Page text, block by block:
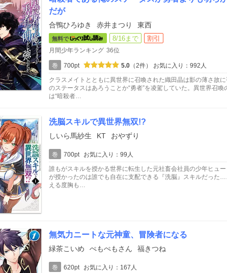
だが
合鴨ひろゆき 赤井まつり 東西
無料で 8/16まで 割引
月間少年ランキング 36位
巻 700pt 5.0 （2件）
お気に入り：992人
クラスメイトとともに異世界に召喚された織田晶は影の薄さ故
のステータスはあろうことか“勇者”を凌駕していた。異世界召
は“暗殺者…
洗脳スキルで異世界無双!?
しいら馬紗生 KT
おやずり
巻 700pt
お気に入り：99人
誰もがスキルを授かる世界に転生した元社畜会社員の少年ヒュ
が授かったのは誰でも自在に支配できる『洗脳』スキルだっ
える度胸も…
無気力ニートな元神童、冒険者になる
緑茶こいめ ぺもぺもさん
福きつね
巻 620pt お気に入り：167人